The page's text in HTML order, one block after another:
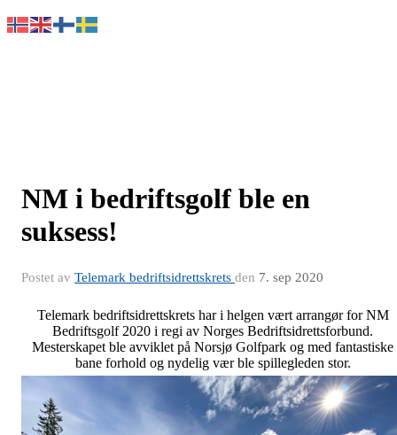
NM i bedriftsgolf ble en
suksess!
Postet av Telemark bedriftsidrettskrets den 7. sep 2020
Telemark bedriftsidrettskrets har i helgen vært arrangør for NM
Bedriftsgolf 2020 i regi av Norges Bedriftsidrettsforbund.
Mesterskapet ble avviklet på Norsjø Golfpark og med fantastiske
bane forhold og nydelig vær ble spillegleden stor.